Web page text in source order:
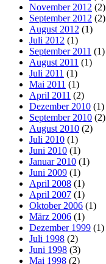
November 2012 (2)
September 2012 (2)
August 2012 (1)
Juli 2012 (1)
September 2011 (1)
August 2011 (1)
Juli 2011 (1)
Mai 2011 (1)
April 2011 (2)
Dezember 2010 (1)
September 2010 (2)
August 2010 (2)
Juli 2010 (1)
Juni 2010 (1)
Januar 2010 (1)
Juni 2009 (1)
April 2008 (1)
April 2007 (1)
Oktober 2006 (1)
März 2006 (1)
Dezember 1999 (1)
Juli 1998 (2)
Juni 1998 (3)
Mai 1998 (2)